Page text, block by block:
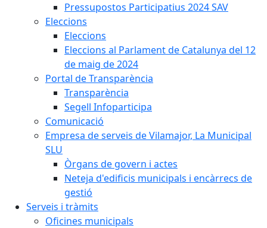
Pressupostos Participatius 2024 SAV
Eleccions
Eleccions
Eleccions al Parlament de Catalunya del 12
de maig de 2024
Portal de Transparència
Transparència
Segell Infoparticipa
Comunicació
Empresa de serveis de Vilamajor, La Municipal
SLU
Òrgans de govern i actes
Neteja d'edificis municipals i encàrrecs de
gestió
Serveis i tràmits
Oficines municipals